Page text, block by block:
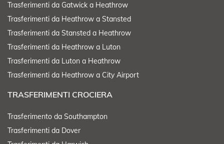
Trasferimenti da Gatwick a Heathrow
Trasferimenti da Heathrow a Stansted
Trasferimenti da Stansted a Heathrow
Trasferimenti da Heathrow a Luton
Trasferimenti da Luton a Heathrow
Trasferimenti da Heathrow a City Airport
TRASFERIMENTI CROCIERA
Trasferimento da Southampton
Trasferimenti da Dover